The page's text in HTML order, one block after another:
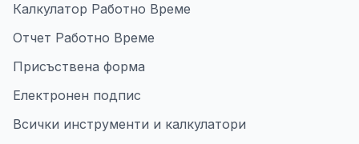
Калкулатор Работно Време
Отчет Работно Време
Присъствена форма
Електронен подпис
Всички инструменти и калкулатори